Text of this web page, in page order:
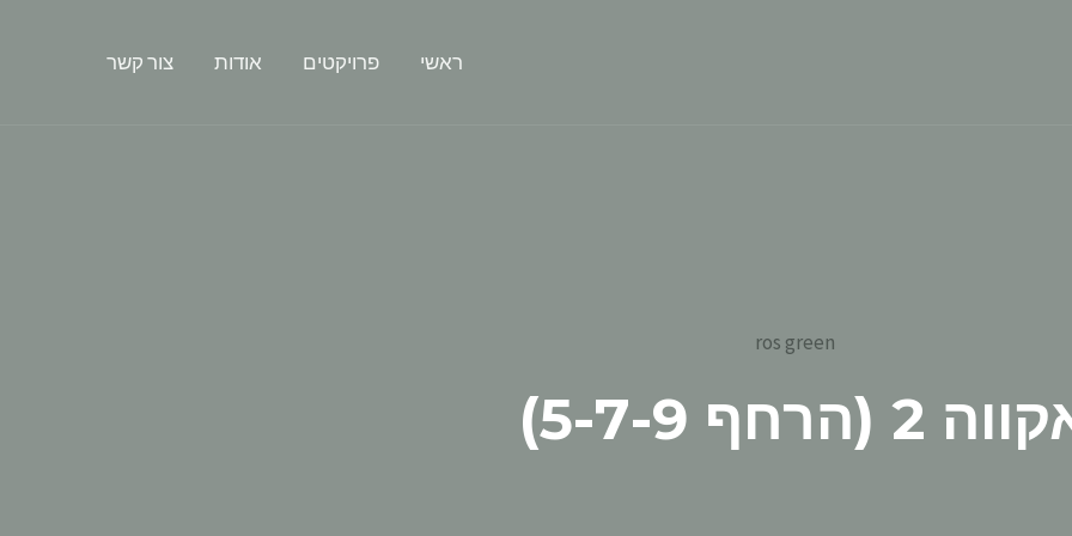
ראשי פרויקטים אודות צור קשר
2 (הרחף 5-7-9)